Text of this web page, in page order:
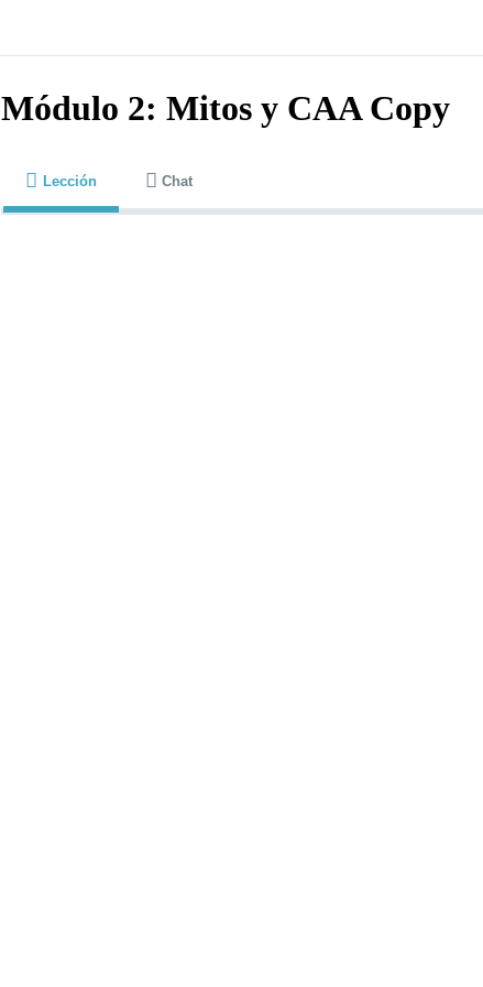
Módulo 2: Mitos y CAA Copy
Lección Chat